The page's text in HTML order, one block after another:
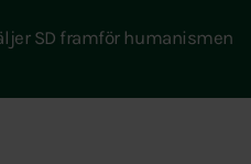
SD framför humanismen